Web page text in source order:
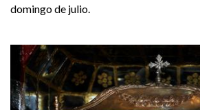
domingo de julio.